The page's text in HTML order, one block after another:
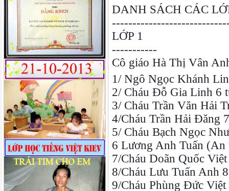
DANH SÁCH CÁC
LỚP 1
-----------
Cô giáo Hà Thị Vân
1/ Ngô Ngọc Khánh
2/ Cháu Đỗ Gia Linh 6
3/ Cháu Trần Văn Hải
4/Cháu Trần Hải Đăng
5/ Cháu Bạch Ngọc
6 Lương Anh Tuấn
7/Cháu Doãn Quốc
8/Cháu Lưu Tuấn Anh
9/Cháu Phùng Đức